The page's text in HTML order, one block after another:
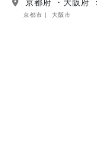
京都府 ・大阪府
京都市 大阪市